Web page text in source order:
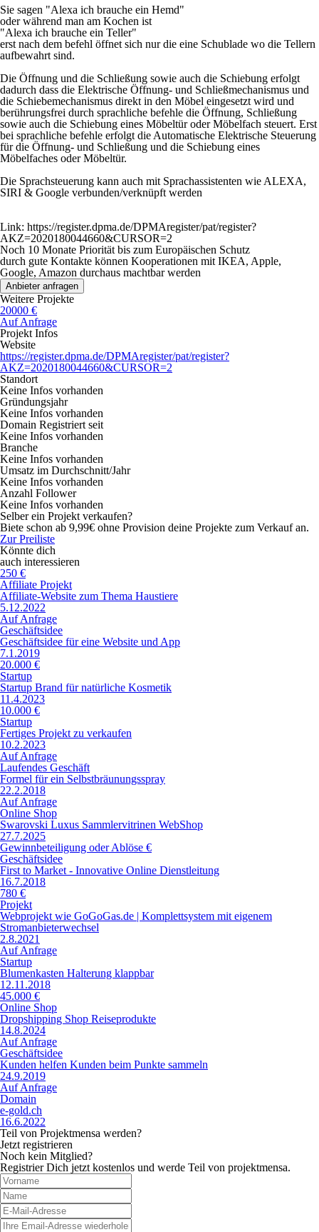
Sie sagen "Alexa ich brauche ein Hemd"
oder während man am Kochen ist
"Alexa ich brauche ein Teller"
erst nach dem befehl öffnet sich nur die eine Schublade wo die Tellern
aufbewahrt sind.
Die Öffnung und die Schließung sowie auch die Schiebung erfolgt
dadurch dass die Elektrische Öffnung- und Schließmechanismus und
die Schiebemechanismus direkt in den Möbel eingesetzt wird und
berührungsfrei durch sprachliche befehle die Öffnung, Schließung
sowie auch die Schiebung eines Möbeltür oder Möbelfach steuert. Erst
bei sprachliche befehle erfolgt die Automatische Elektrische Steuerung
für die Öffnung- und Schließung und die Schiebung eines
Möbelfaches oder Möbeltür.
Die Sprachsteuerung kann auch mit Sprachassistenten wie ALEXA,
SIRI & Google verbunden/verknüpft werden
Link: https://register.dpma.de/DPMAregister/pat/register?
AKZ=2020180044660&CURSOR=2
Noch 10 Monate Priorität bis zum Europäischen Schutz
durch gute Kontakte können Kooperationen mit IKEA, Apple,
Google, Amazon durchaus machtbar werden
Anbieter anfragen
Weitere Projekte
20000 €
Auf Anfrage
Projekt Infos
Website
https://register.dpma.de/DPMAregister/pat/register?
AKZ=2020180044660&CURSOR=2
Standort
Keine Infos vorhanden
Gründungsjahr
Keine Infos vorhanden
Domain Registriert seit
Keine Infos vorhanden
Branche
Keine Infos vorhanden
Umsatz im Durchschnitt/Jahr
Keine Infos vorhanden
Anzahl Follower
Keine Infos vorhanden
Selber ein Projekt verkaufen?
Biete schon ab 9,99€ ohne Provision deine Projekte zum Verkauf an.
Zur Preiliste
Könnte dich
auch interessieren
250 €
Affiliate Projekt
Affiliate-Website zum Thema Haustiere
5.12.2022
Auf Anfrage
Geschäftsidee
Geschäftsidee für eine Website und App
7.1.2019
20.000 €
Startup
Startup Brand für natürliche Kosmetik
11.4.2023
10.000 €
Startup
Fertiges Projekt zu verkaufen
10.2.2023
Auf Anfrage
Laufendes Geschäft
Formel für ein Selbstbräunungsspray
22.2.2018
Auf Anfrage
Online Shop
Swarovski Luxus Sammlervitrinen WebShop
27.7.2025
Gewinnbeteiligung oder Ablöse €
Geschäftsidee
First to Market - Innovative Online Dienstleitung
16.7.2018
780 €
Projekt
Webprojekt wie GoGoGas.de | Komplettsystem mit eigenem
Stromanbieterwechsel
2.8.2021
Auf Anfrage
Startup
Blumenkasten Halterung klappbar
12.11.2018
45.000 €
Online Shop
Dropshipping Shop Reiseprodukte
14.8.2024
Auf Anfrage
Geschäftsidee
Kunden helfen Kunden beim Punkte sammeln
24.9.2019
Auf Anfrage
Domain
e-gold.ch
16.6.2022
Teil von Projektmensa werden?
Jetzt registrieren
Noch kein Mitglied?
Registrier Dich jetzt kostenlos und werde Teil von projektmensa.